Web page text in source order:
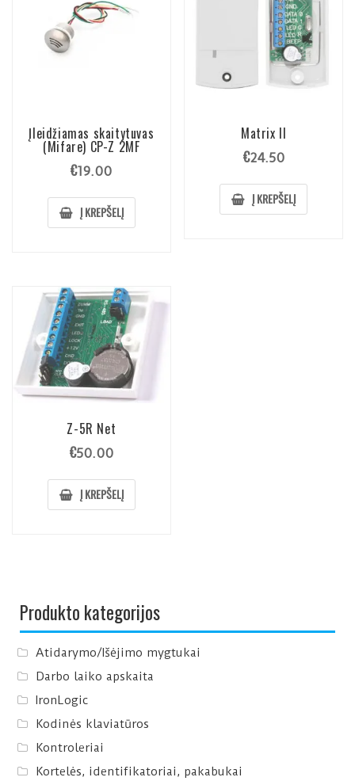
Įleidžiamas skaitytuvas
(Mifare) CP-Z 2MF
€19.00
Į KREPŠELĮ
Matrix II
€24.50
Į KREPŠELĮ
Z-5R Net
€50.00
Į KREPŠELĮ
Produkto kategorijos
Atidarymo/Išėjimo mygtukai
Darbo laiko apskaita
IronLogic
Kodinės klaviatūros
Kontroleriai
Kortelės, identifikatoriai, pakabukai